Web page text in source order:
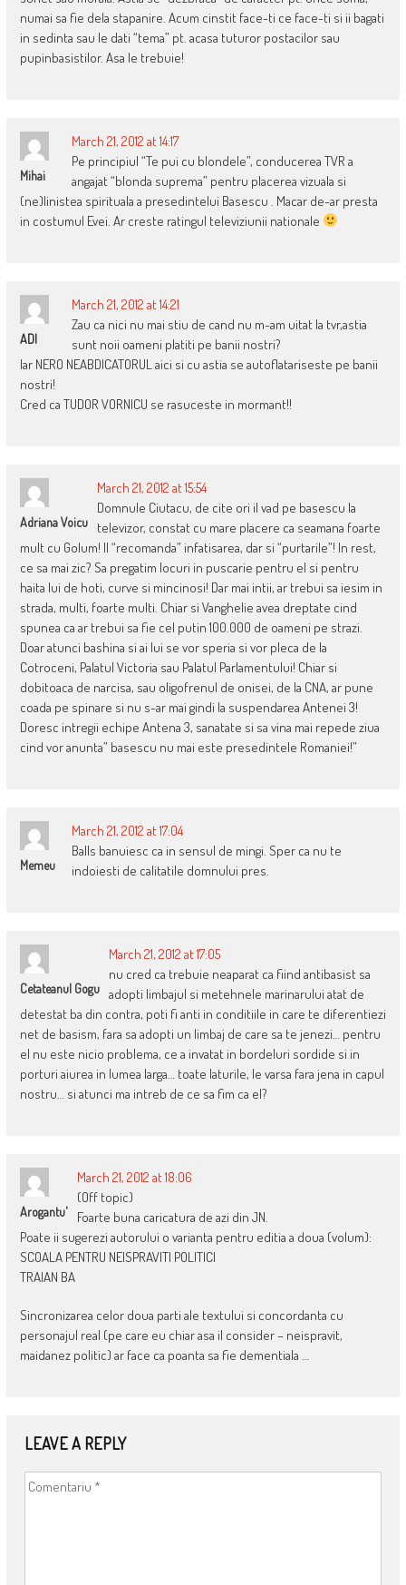
numai sa fie dela stapanire. Acum cinstit face-ti ce face-ti si ii bagati
in sedinta sau le dati “tema” pt. acasa tuturor postacilor sau
pupinbasistilor. Asa le trebuie!
Mihai
March 21, 2012 at 14:17
Pe principiul “Te pui cu blondele”, conducerea TVR a
angajat “blonda suprema” pentru placerea vizuala si
(ne)linistea spirituala a presedintelui Basescu . Macar de-ar presta
in costumul Evei. Ar creste ratingul televiziunii nationale
ADI
March 21, 2012 at 14:21
Zau ca nici nu mai stiu de cand nu m-am uitat la tvr,astia
sunt noii oameni platiti pe banii nostri?
Iar NERO NEABDICATORUL aici si cu astia se autoflatariseste pe banii
nostri!
Cred ca TUDOR VORNICU se rasuceste in mormant!!
Adriana Voicu
March 21, 2012 at 15:54
Domnule Ciutacu, de cite ori il vad pe basescu la
televizor, constat cu mare placere ca seamana foarte
mult cu Golum! Il “recomanda” infatisarea, dar si “purtarile”! In rest,
ce sa mai zic? Sa pregatim locuri in puscarie pentru el si pentru
haita lui de hoti, curve si mincinosi! Dar mai intii, ar trebui sa iesim in
strada, multi, foarte multi. Chiar si Vanghelie avea dreptate cind
spunea ca ar trebui sa fie cel putin 100.000 de oameni pe strazi.
Doar atunci bashina si ai lui se vor speria si vor pleca de la
Cotroceni, Palatul Victoria sau Palatul Parlamentului! Chiar si
dobitoaca de narcisa, sau oligofrenul de onisei, de la CNA, ar pune
coada pe spinare si nu s-ar mai gindi la suspendarea Antenei 3!
Doresc intregii echipe Antena 3, sanatate si sa vina mai repede ziua
cind vor anunta” basescu nu mai este presedintele Romaniei!”
Memeu
March 21, 2012 at 17:04
Balls banuiesc ca in sensul de mingi. Sper ca nu te
indoiesti de calitatile domnului pres.
Cetateanul Gogu
March 21, 2012 at 17:05
nu cred ca trebuie neaparat ca fiind antibasist sa
adopti limbajul si metehnele marinarului atat de
detestat ba din contra, poti fi anti in conditiile in care te diferentiezi
net de basism, fara sa adopti un limbaj de care sa te jenezi… pentru
el nu este nicio problema, ce a invatat in bordeluri sordide si in
porturi aiurea in lumea larga… toate laturile, le varsa fara jena in capul
nostru… si atunci ma intreb de ce sa fim ca el?
Arogantu'
March 21, 2012 at 18:06
(Off topic)
Foarte buna caricatura de azi din JN.
Poate ii sugerezi autorului o varianta pentru editia a doua (volum):
SCOALA PENTRU NEISPRAVITI POLITICI
TRAIAN BA
Sincronizarea celor doua parti ale textului si concordanta cu
personajul real (pe care eu chiar asa il consider – neispravit,
maidanez politic) ar face ca poanta sa fie dementiala …
LEAVE A REPLY